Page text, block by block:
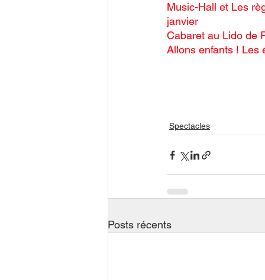
Music-Hall et Les
janvier
Cabaret au Lido de
Allons enfants ! Les
Spectacles
Posts récents